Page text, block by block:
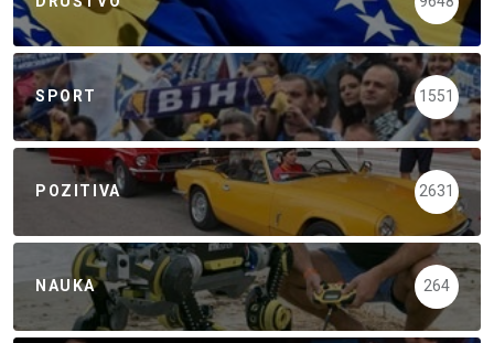
SPORT 1551
POZITIVA 2631
NAUKA 264